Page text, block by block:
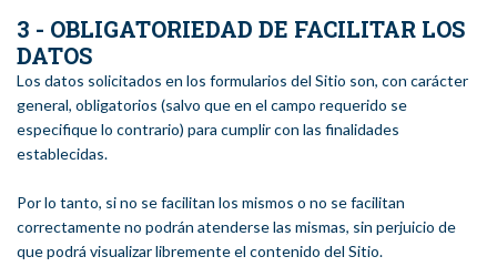
3 - OBLIGATORIEDAD DE FACILITAR LOS
DATOS
Los datos solicitados en los formularios del Sitio son, con carácter
general, obligatorios (salvo que en el campo requerido se
especifique lo contrario) para cumplir con las finalidades
establecidas.
Por lo tanto, si no se facilitan los mismos o no se facilitan
correctamente no podrán atenderse las mismas, sin perjuicio de
que podrá visualizar libremente el contenido del Sitio.